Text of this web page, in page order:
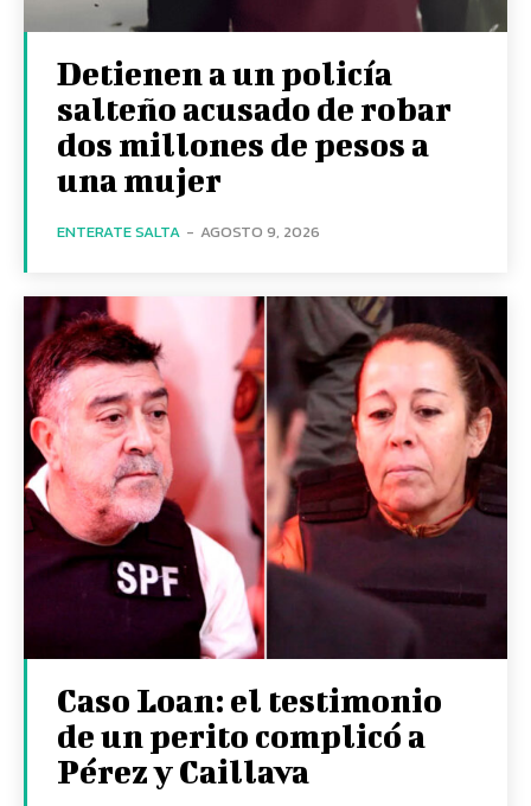
Detienen a un policía
salteño acusado de robar
dos millones de pesos a
una mujer
ENTERATE SALTA - AGOSTO 9, 2026
Caso Loan: el testimonio
de un perito complicó a
Pérez y Caillava